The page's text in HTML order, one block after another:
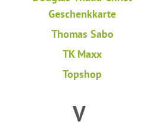
Geschenkkarte
Thomas Sabo
TK Maxx
Topshop
V